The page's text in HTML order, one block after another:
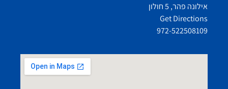
אילונה פהר, 5 חולון
Get Directions
972-522508109